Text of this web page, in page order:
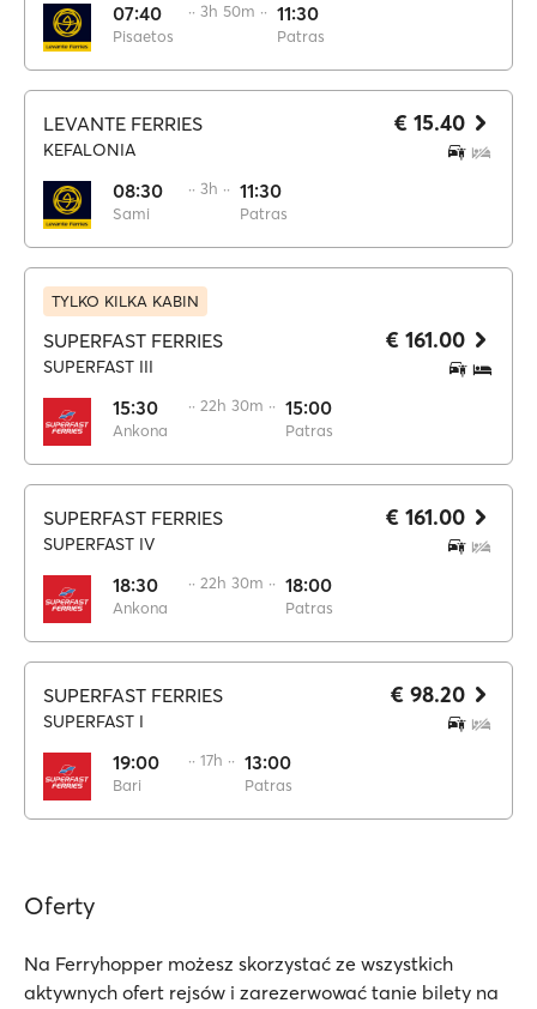
07:40
Pisaetos
·· 3h 50m ·· 11:30
Patras
LEVANTE FERRIES
KEFALONIA
08:30
Sami
·· 3h ·· 11:30
Patras
€ 15.40
TYLKO KILKA KABIN
SUPERFAST FERRIES
SUPERFAST III
15:30
Ankona
·· 22h 30m ·· 15:00
Patras
€ 161.00
SUPERFAST FERRIES
SUPERFAST IV
18:30
Ankona
·· 22h 30m ·· 18:00
Patras
€ 161.00
SUPERFAST FERRIES
SUPERFAST I
19:00
Bari
·· 17h ·· 13:00
Patras
€ 98.20
Oferty
Na Ferryhopper możesz skorzystać ze wszystkich
aktywnych ofert rejsów i zarezerwować tanie bilety na